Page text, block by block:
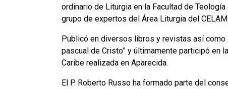
ordinario de Liturgia en la Facultad de
grupo de expertos del Área Liturgia del CELAM.
Publicó en diversos libros y revistas así como
pascual de Cristo” y últimamente participó en
Caribe realizada en Aparecida.
El P. Roberto Russo ha formado parte del